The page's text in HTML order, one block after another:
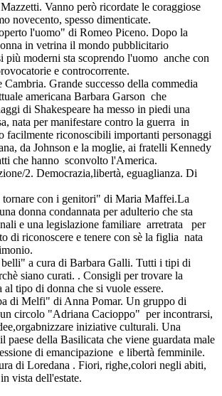
Vanno però ricordate le coraggiose
novecento, spesso dimenticate.
l'uomo" di Romeo Piceno. Dopo la
in vetrina il mondo pubblicitario
più moderni sta scoprendo l'uomo anche con
e controcorrente.
Grande successo della commedia
americana Barbara Garson che
di Shakespeare ha messo in piedi una
nata per manifestare contro la guerra in
facilmente riconoscibili importanti personaggi
da Johnson e la moglie, ai fratelli Kennedy
che hanno sconvolto l'America.
2. Democrazia,libertà, eguaglianza. Di
con i genitori" di Maria Maffei.La
donna condannata per adulterio che sta
e una legislazione familiare arretrata per
di riconoscere e tenere con sè la figlia nata
a cura di Barbara Galli. Tutti i tipi di
siano curati. . Consigli per trovare la
al tipo di donna che si vuole essere.
di Melfi" di Anna Pomar. Un gruppo di
circolo "Adriana Cacioppo" per incontrarsi,
iniziative culturali. Una
paese della Basilicata che viene guardata male
di emancipazione e libertà femminile.
di Loredana . Fiori, righe,colori negli abiti,
vista dell'estate.